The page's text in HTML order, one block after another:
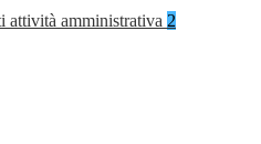
attività amministrativa 2